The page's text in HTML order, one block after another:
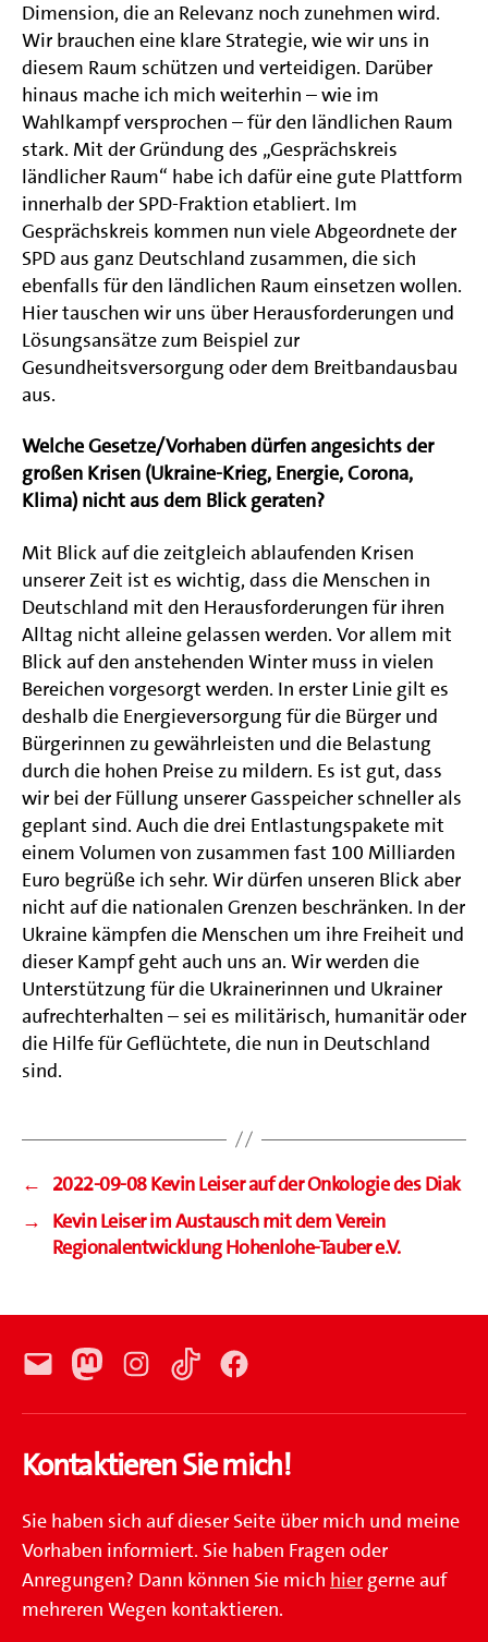
Dimension, die an Relevanz noch zunehmen wird.
Wir brauchen eine klare Strategie, wie wir uns in
diesem Raum schützen und verteidigen. Darüber
hinaus mache ich mich weiterhin – wie im
Wahlkampf versprochen – für den ländlichen Raum
stark. Mit der Gründung des „Gesprächskreis
ländlicher Raum“ habe ich dafür eine gute Plattform
innerhalb der SPD-Fraktion etabliert. Im
Gesprächskreis kommen nun viele Abgeordnete der
SPD aus ganz Deutschland zusammen, die sich
ebenfalls für den ländlichen Raum einsetzen wollen.
Hier tauschen wir uns über Herausforderungen und
Lösungsansätze zum Beispiel zur
Gesundheitsversorgung oder dem Breitbandausbau
aus.
Welche Gesetze/Vorhaben dürfen angesichts der
großen Krisen (Ukraine-Krieg, Energie, Corona,
Klima) nicht aus dem Blick geraten?
Mit Blick auf die zeitgleich ablaufenden Krisen
unserer Zeit ist es wichtig, dass die Menschen in
Deutschland mit den Herausforderungen für ihren
Alltag nicht alleine gelassen werden. Vor allem mit
Blick auf den anstehenden Winter muss in vielen
Bereichen vorgesorgt werden. In erster Linie gilt es
deshalb die Energieversorgung für die Bürger und
Bürgerinnen zu gewährleisten und die Belastung
durch die hohen Preise zu mildern. Es ist gut, dass
wir bei der Füllung unserer Gasspeicher schneller als
geplant sind. Auch die drei Entlastungspakete mit
einem Volumen von zusammen fast 100 Milliarden
Euro begrüße ich sehr. Wir dürfen unseren Blick aber
nicht auf die nationalen Grenzen beschränken. In der
Ukraine kämpfen die Menschen um ihre Freiheit und
dieser Kampf geht auch uns an. Wir werden die
Unterstützung für die Ukrainerinnen und Ukrainer
aufrechterhalten – sei es militärisch, humanitär oder
die Hilfe für Geflüchtete, die nun in Deutschland
sind.
← 2022-09-08 Kevin Leiser auf der Onkologie des Diak
→ Kevin Leiser im Austausch mit dem Verein
Regionalentwicklung Hohenlohe-Tauber e.V.
E-
MastodonInstagramTikTokFacebook
Kontaktieren Sie mich!
Sie haben sich auf dieser Seite über mich und meine
Vorhaben informiert. Sie haben Fragen oder
Anregungen? Dann können Sie mich hier gerne auf
mehreren Wegen kontaktieren.